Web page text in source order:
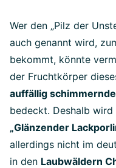
Wer den „Pilz der
auch genannt wird,
bekommt, könnte
der Fruchtkörper
auffällig
bedeckt. Deshalb wird
„Glänzender
allerdings nicht im
in den Laubwäldern